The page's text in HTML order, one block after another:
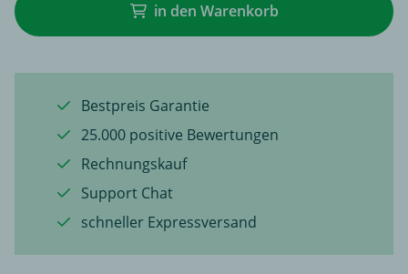
in den Warenkorb
Bestpreis Garantie
25.000 positive Bewertungen
Rechnungskauf
Support Chat
schneller Expressversand